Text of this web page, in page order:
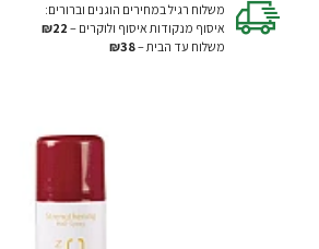
משלוח רגיל במחירים הוגנים וברורים:
איסוף מנקודות איסוף ולוקרים – ₪22
משלוח עד הבית –₪38